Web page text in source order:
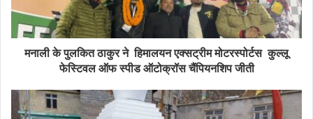
मनाली के पुलकित ठाकुर ने हिमालयन एक्सट्रीम मोटरस्पोर्टस कुल्लू
फेस्टिवल ऑफ स्पीड ऑटोक्रॉस चैंपियनशिप जीती